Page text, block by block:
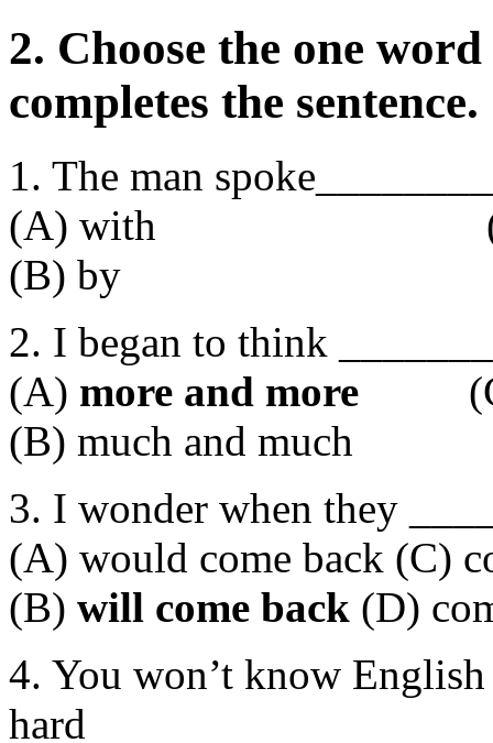
2. Choose the one
completes the sentence.
1. The man
(A) with
(B) by (D)
2. I began to think
(A) more and more (C)
(B) much and much
3. I wonder when they
(A) would come back (C)
(B) will come back (D)
4. You won’t know
hard